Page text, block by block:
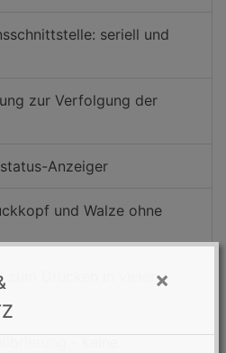
×
seriell und
zur Verfolgung der
Anzeiger
und Walze ohne
zum Drucken in vielen